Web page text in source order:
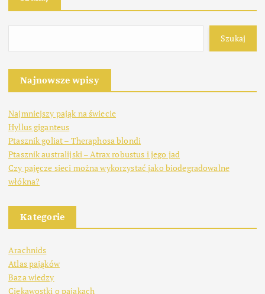
t
n
i
c
Szukaj
Najnowsze wpisy
Najmniejszy pająk na świecie
Hyllus giganteus
Ptasznik goliat – Theraphosa blondi
Ptasznik australijski – Atrax robustus i jego jad
Czy pajęcze sieci można wykorzystać jako biodegradowalne
włókna?
Kategorie
Arachnids
Atlas pająków
Baza wiedzy
Ciekawostki o pająkach